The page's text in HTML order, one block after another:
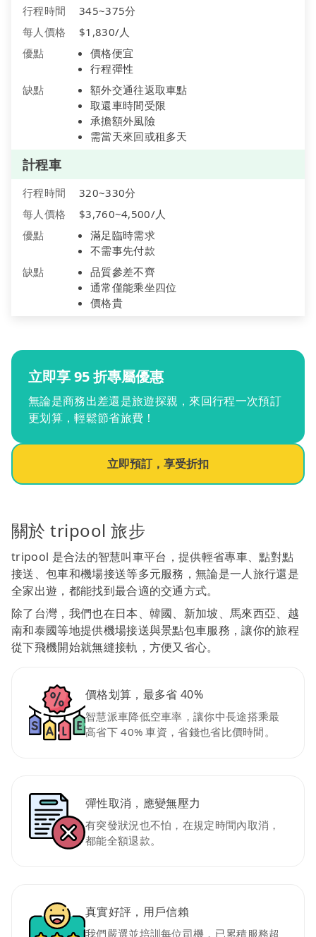
行程時間
345~375分
每人價格
$1,830/人
優點
價格便宜
行程彈性
缺點
額外交通往返取車點
取還車時間受限
承擔額外風險
需當天來回或租多天
計程車
行程時間
320~330分
每人價格
$3,760~4,500/人
優點
滿足臨時需求
不需事先付款
缺點
品質參差不齊
通常僅能乘坐四位
價格貴
立即享 95 折專屬優惠
無論是商務出差還是旅遊探親，來回行程一次預訂
更划算，輕鬆節省旅費！
立即預訂，享受折扣
關於 tripool 旅步
tripool 是合法的智慧叫車平台，提供輕省專車、點對點
接送、包車和機場接送等多元服務，無論是一人旅行還是
全家出遊，都能找到最合適的交通方式。
除了台灣，我們也在日本、韓國、新加坡、馬來西亞、越
南和泰國等地提供機場接送與景點包車服務，讓你的旅程
從下飛機開始就無縫接軌，方便又省心。
價格划算，最多省 40%
智慧派車降低空車率，讓你中長途搭乘最
高省下 40% 車資，省錢也省比價時間。
彈性取消，應變無壓力
有突發狀況也不怕，在規定時間內取消，
都能全額退款。
真實好評，用戶信賴
我們嚴選並培訓每位司機，已累積服務超